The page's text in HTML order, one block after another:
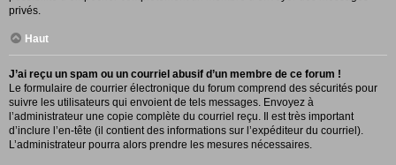
privés.
Haut
J’ai reçu un spam ou un courriel abusif d’un membre de ce forum !
Le formulaire de courrier électronique du forum comprend des sécurités pour
suivre les utilisateurs qui envoient de tels messages. Envoyez à
l’administrateur une copie complète du courriel reçu. Il est très important
d’inclure l’en-tête (il contient des informations sur l’expéditeur du courriel).
L’administrateur pourra alors prendre les mesures nécessaires.